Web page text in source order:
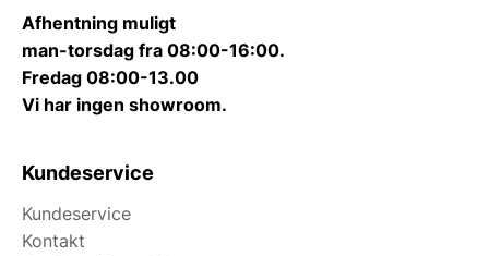
Afhentning muligt
man-torsdag fra 08:00-16:00.
Fredag 08:00-13.00
Vi har ingen showroom.
Kundeservice
Kundeservice
Kontakt